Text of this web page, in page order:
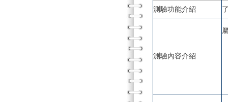
測驗功能介紹
測驗內容介紹